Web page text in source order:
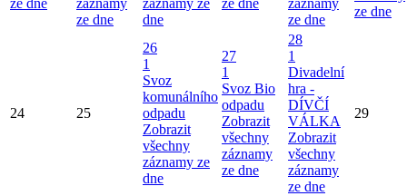
ze dne
záznamy
ze dne
záznamy ze
dne
ze dne
záznamy
ze dne
ze dne
24 25
26
1
Svoz
komunálního
odpadu
Zobrazit
všechny
záznamy ze
dne
27
1
Svoz Bio
odpadu
Zobrazit
všechny
záznamy
ze dne
28
1
Divadelní
hra -
DÍVČÍ
VÁLKA
Zobrazit
všechny
záznamy
ze dne
29